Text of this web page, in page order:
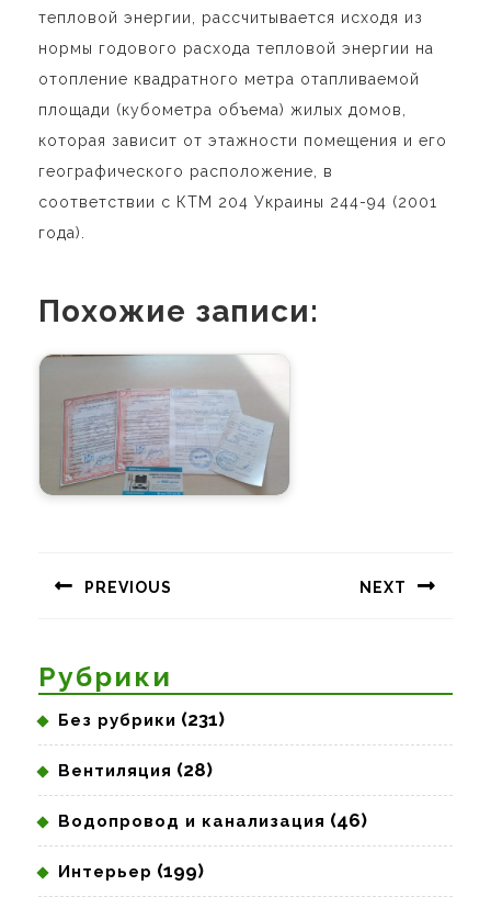
тепловой энергии, рассчитывается исходя из
нормы годового расхода тепловой энергии на
отопление квадратного метра отапливаемой
площади (кубометра объема) жилых домов,
которая зависит от этажности помещения и его
географического расположение, в
соответствии с КТМ 204 Украины 244-94 (2001
года).
Похожие записи:
записям
PREVIOUS NEXT
Рубрики
Без рубрики (231)
Вентиляция (28)
Водопровод и канализация (46)
Интерьер (199)